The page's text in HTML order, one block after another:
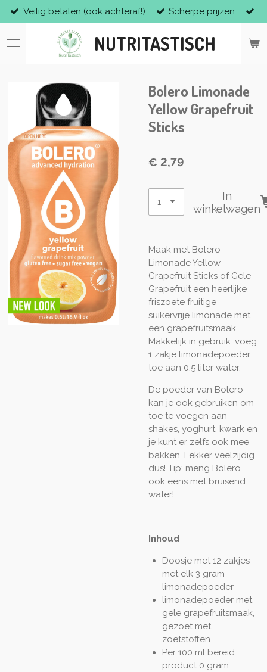
Ga
direct
naar
NUTRITASTISCH
Veilig betalen (ook achteraf!) Scherpe prijzen
Bolero Limonade
Yellow Grapefruit
Sticks
€ 2,79
In
winkelwagen
Maak met Bolero
Limonade Yellow
Grapefruit Sticks of Gele
Grapefruit een heerlijke
friszoete fruitige
suikervrije limonade met
een grapefruitsmaak.
Makkelijk in gebruik: voeg
1 zakje limonadepoeder
toe aan 0,5 liter water.
De poeder van Bolero
kan je ook gebruiken om
toe te voegen aan
shakes, yoghurt, kwark en
je kunt er zelfs ook mee
bakken. Lekker veelzijdig
dus! Tip: meng Bolero
ook eens met bruisend
water!
Inhoud
Doosje met 12 zakjes
met elk 3 gram
limonadepoeder
limonadepoeder met
gele grapefruitsmaak,
gezoet met
zoetstoffen
Per 100 ml bereid
product 0 gram